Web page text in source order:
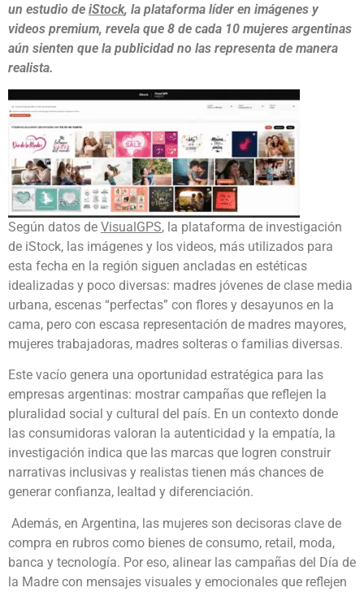
un estudio de iStock, la plataforma líder en imágenes y
videos premium, revela que 8 de cada 10 mujeres argentinas
aún sienten que la publicidad no las representa de manera
realista.
Según datos de VisualGPS, la plataforma de investigación
de iStock, las imágenes y los videos, más utilizados para
esta fecha en la región siguen ancladas en estéticas
idealizadas y poco diversas: madres jóvenes de clase media
urbana, escenas “perfectas” con flores y desayunos en la
cama, pero con escasa representación de madres mayores,
mujeres trabajadoras, madres solteras o familias diversas.
Este vacío genera una oportunidad estratégica para las
empresas argentinas: mostrar campañas que reflejen la
pluralidad social y cultural del país. En un contexto donde
las consumidoras valoran la autenticidad y la empatía, la
investigación indica que las marcas que logren construir
narrativas inclusivas y realistas tienen más chances de
generar confianza, lealtad y diferenciación.
Además, en Argentina, las mujeres son decisoras clave de
compra en rubros como bienes de consumo, retail, moda,
banca y tecnología. Por eso, alinear las campañas del Día de
la Madre con mensajes visuales y emocionales que reflejen